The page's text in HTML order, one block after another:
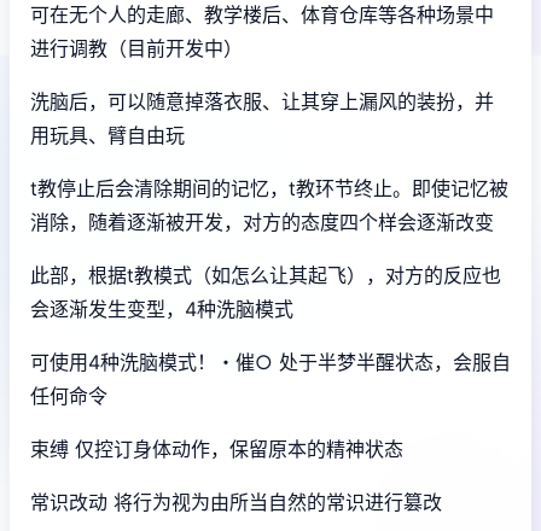
可在无个人的走廊、教学楼后、体育仓库等各种场景中
进行调教（目前开发中）
洗脑后，可以随意掉落衣服、让其穿上漏风的装扮，并
用玩具、臂自由玩
t教停止后会清除期间的记忆，t教环节终止。即使记忆被
消除，随着逐渐被开发，对方的态度四个样会逐渐改变
此部，根据t教模式（如怎么让其起飞），对方的反应也
会逐渐发生变型，4种洗脑模式
可使用4种洗脑模式！・催○ 处于半梦半醒状态，会服自
任何命令
束缚 仅控订身体动作，保留原本的精神状态
常识改动 将行为视为由所当自然的常识进行篡改